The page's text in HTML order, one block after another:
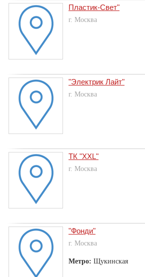
Пластик-Свет"
г. Москва
"Электрик Лайт"
г. Москва
ТК "ХХL"
г. Москва
"Фонди"
г. Москва
Метро: Щукинская